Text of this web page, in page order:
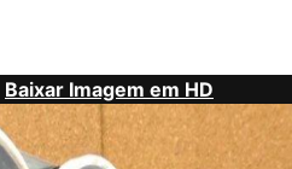
Baixar Imagem em HD